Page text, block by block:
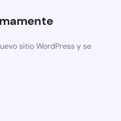
sitio WordPress y se